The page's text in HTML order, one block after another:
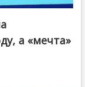
а «мечта»